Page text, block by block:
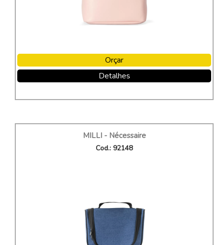
Orçar
Detalhes
MILLI - Nécessaire
Cod.: 92148